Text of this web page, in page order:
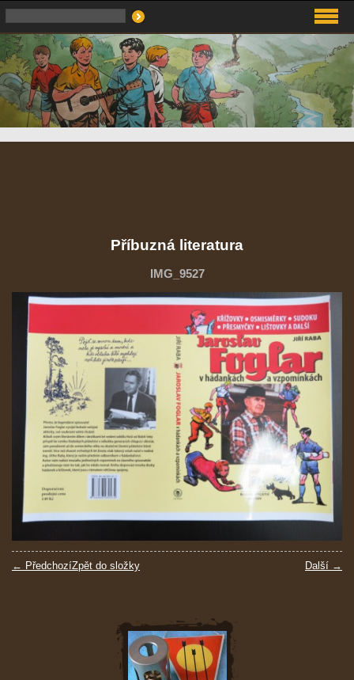
Příbuzná literatura
IMG_9527
← Předchozí Další →
Zpět do složky